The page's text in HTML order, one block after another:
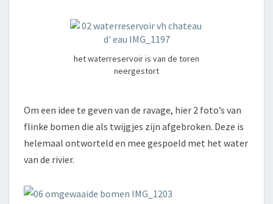
het waterreservoir is van de toren
neergestort
Om een idee te geven van de ravage, hier 2 foto’s van
flinke bomen die als twijgjes zijn afgebroken. Deze is
helemaal ontworteld en mee gespoeld met het water
van de rivier.